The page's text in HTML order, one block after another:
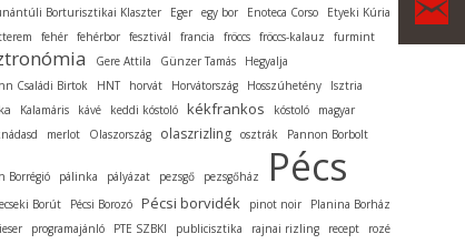
Borturisztikai Klaszter
Eger egy bor Enoteca Corso
Etyeki Kúria
fehér fehérbor fesztivál francia fröccs fröccs-kalauz furmint
Gere Attila Günzer Tamás
Hegyalja
Családi Birtok
HNT horvát Horvátország Hosszúhetény Isztria
Kalamáris kávé keddi kóstoló kékfrankos kóstoló
magyar
merlot Olaszország olaszrizling osztrák Pannon Borbolt
Borrégió pálinka pályázat pezsgő pezsgőház Pécs
Borút Pécsi Borozó Pécsi borvidék pinot noir
Planina Borház
programajánló PTE SZBKI publicisztika rajnai rizling recept
rozé